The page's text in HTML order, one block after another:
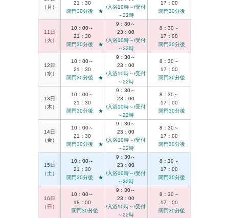
（月）
21：30
閉門30分後 ★
/入浴10時～/受付
～22時
17：00
閉門30分後
11日
（火）
10：00～
21：30
閉門30分後 ★
9：30～
23：00
/入浴10時～/受付
～22時
8：30～
17：00
閉門30分後
12日
（水）
10：00～
21：30
閉門30分後 ★
9：30～
23：00
/入浴10時～/受付
～22時
8：30～
17：00
閉門30分後
13日
（木）
10：00～
21：30
閉門30分後 ★
9：30～
23：00
/入浴10時～/受付
～22時
8：30～
17：00
閉門30分後
14日
（金）
10：00～
21：30
閉門30分後 ★
9：30～
23：00
/入浴10時～/受付
～22時
8：30～
17：00
閉門30分後
15日
（土）
10：00～
21：30
閉門30分後 ★
9：30～
23：00
/入浴10時～/受付
～22時
8：30～
17：00
閉門30分後
16日
（日）
10：00～
18：00
閉門30分後
9：30～
23：00
/入浴10時～/受付
～22時
8：30～
17：00
閉門30分後